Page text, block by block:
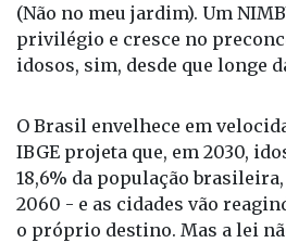
(Não no meu jardim). Um
privilégio e cresce no
idosos, sim, desde que longe
O Brasil envelhece em
IBGE projeta que, em 2030,
18,6% da população
2060 - e as cidades vão
o próprio destino. Mas a lei